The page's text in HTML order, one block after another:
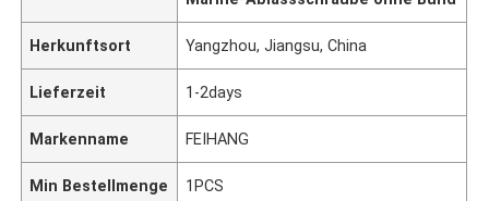
Herkunftsort Yangzhou, Jiangsu, China
Lieferzeit 1-2days
Markenname FEIHANG
Min Bestellmenge 1PCS